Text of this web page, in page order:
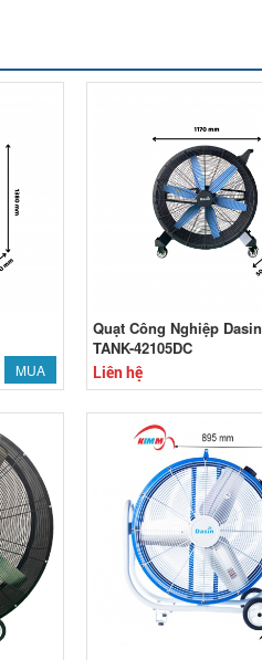
MUA
Quạt Công Nghiệp Dasin
TANK-42105DC
Liên hệ